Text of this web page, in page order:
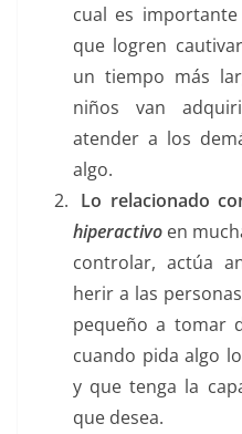
cual es
que logren
un tiempo más
niños van
atender a los
algo.
Lo relacionado
hiperactivo en
controlar, actúa
herir a las
pequeño a tomar
cuando pida algo
y que tenga la
que desea.